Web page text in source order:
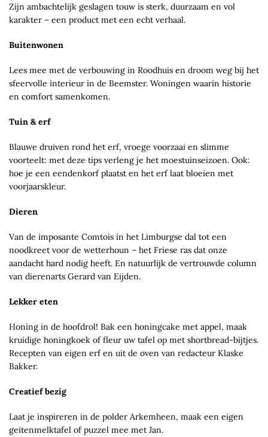
Zijn ambachtelijk geslagen touw is sterk, duurzaam en vol
karakter – een product met een echt verhaal.
Buitenwonen
Lees mee met de verbouwing in Roodhuis en droom weg bij het
sfeervolle interieur in de Beemster. Woningen waarin historie
en comfort samenkomen.
Tuin & erf
Blauwe druiven rond het erf, vroege voorzaai en slimme
voorteelt: met deze tips verleng je het moestuinseizoen. Ook:
hoe je een eendenkorf plaatst en het erf laat bloeien met
voorjaarskleur.
Dieren
Van de imposante Comtois in het Limburgse dal tot een
noodkreet voor de wetterhoun – het Friese ras dat onze
aandacht hard nodig heeft. En natuurlijk de vertrouwde column
van dierenarts Gerard van Eijden.
Lekker eten
Honing in de hoofdrol! Bak een honingcake met appel, maak
kruidige honingkoek of fleur uw tafel op met shortbread-bijtjes.
Recepten van eigen erf en uit de oven van redacteur Klaske
Bakker.
Creatief bezig
Laat je inspireren in de polder Arkemheen, maak een eigen
geitenmelktafel of puzzel mee met Jan.